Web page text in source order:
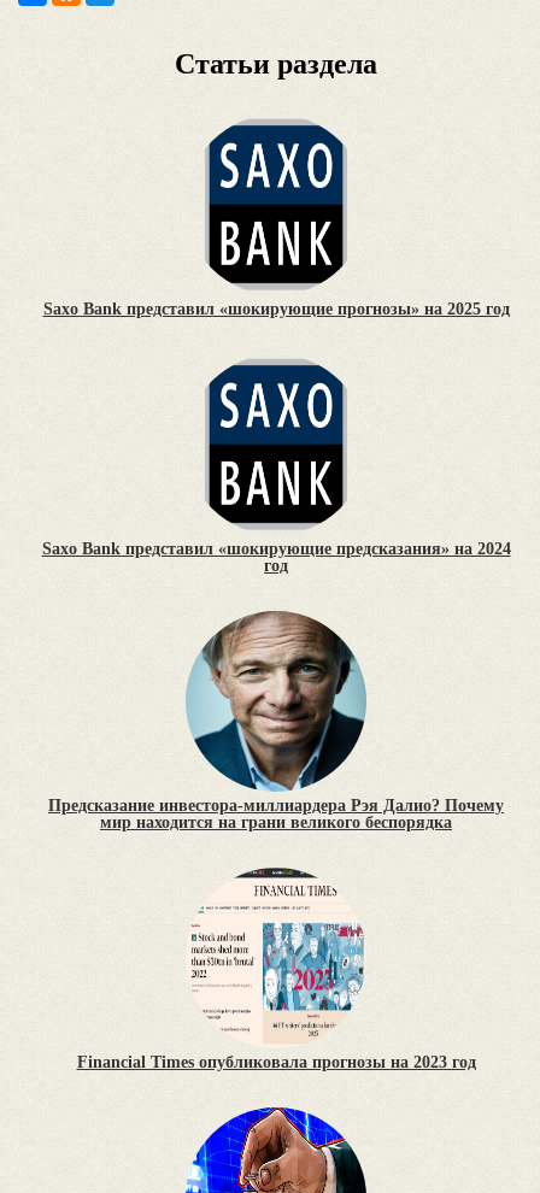
Статьи раздела
Saxo Bank представил «шокирующие прогнозы» на 2025 год
Saxo Bank представил «шокирующие предсказания» на 2024
год
Предсказание инвестора-миллиардера Рэя Далио? Почему
мир находится на грани великого беспорядка
Financial Times опубликовала прогнозы на 2023 год